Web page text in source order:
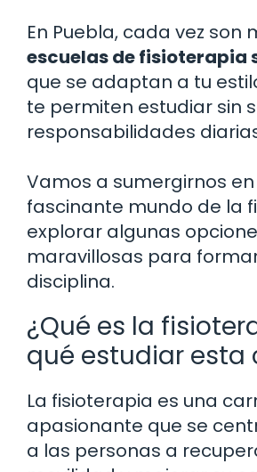
En Puebla, cada vez son
escuelas de fisioterapia
que se adaptan a tu
te permiten estudiar sin
responsabilidades
Vamos a sumergirnos
fascinante mundo de la
explorar algunas
maravillosas para
disciplina.
¿Qué es la
qué estudiar esta
La fisioterapia es una
apasionante que se
a las personas a